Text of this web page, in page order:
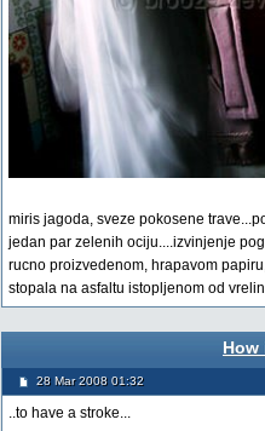
miris jagoda, sveze pokosene
jedan par zelenih ociju....izvinjenje
rucno proizvedenom, hrapavom
stopala na asfaltu istopljenom od
How
28 Mar 2008 01:32
..to have a stroke...